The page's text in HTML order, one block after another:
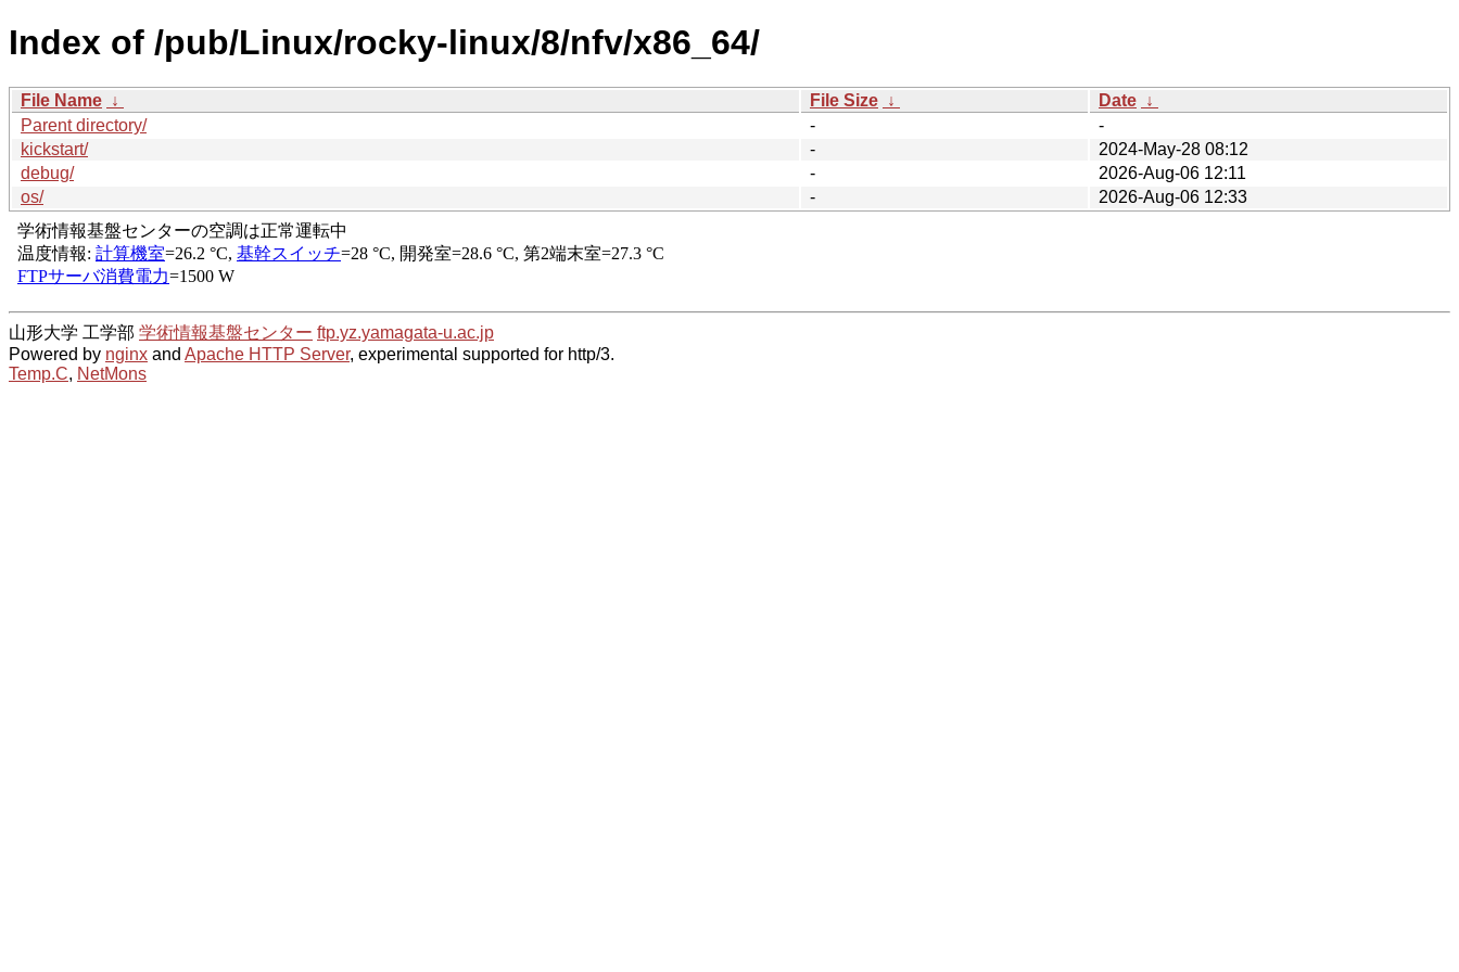
Index of /pub/Linux/rocky-linux/8/nfv/x86_64/
File Name ↓ File Size ↓ Date ↓
Parent directory/
-
-
kickstart/
-
2024-May-28 08:12
debug/
-
2026-Aug-06 12:11
os/
- 2026-Aug-06 12:33
山形大学 工学部 学術情報基盤センター ftp.yz.yamagata-u.ac.jp
Powered by nginx and Apache HTTP Server, experimental supported for http/3.
Temp.C, NetMons